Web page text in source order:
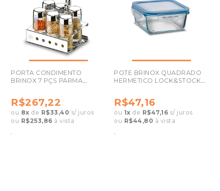
PORTA CONDIMENTO
BRINOX 7 PÇS PARMA
R$267,22
ou 8x de R$33,40 s/ juros
ou R$253,86 à vista
POTE BRINOX QUADRADO
HERMETICO LOCK&STOCK
R$47,16
ou 1x de R$47,16 s/ juros
ou R$44,80 à vista